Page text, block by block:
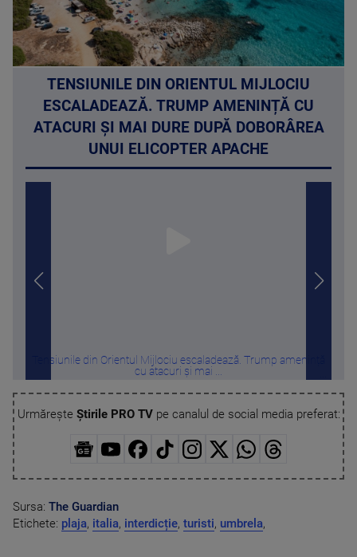
TENSIUNILE DIN ORIENTUL MIJLOCIU
ESCALADEAZĂ. TRUMP AMENINȚĂ CU
ATACURI ȘI MAI DURE DUPĂ DOBORÂREA
UNUI ELICOPTER APACHE
Tensiunile din Orientul Mijlociu escaladează. Trump amenință
cu atacuri și mai ...
Urmărește Știrile PRO TVpe canalul de social media preferat:
Sursa: The Guardian
Etichete: plaja, italia, interdicție, turisti, umbrela,